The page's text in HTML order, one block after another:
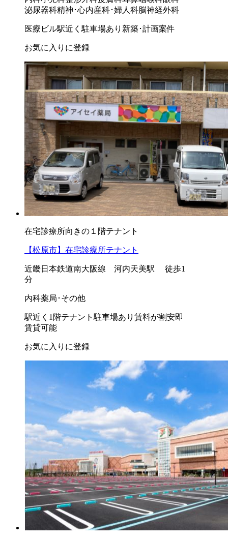
泌尿器科精神･心内産科･婦人科脳神経外科
医療ビル駅近く 駐車場あり 新築･計画案件
お気に入りに登録
在宅診療所向きの１階テナント
【松原市】在宅診療所テナント
近畿日本鉄道南大阪線 河内天美駅 徒歩1
分
内科薬局･その他
駅近く 1階テナント 駐車場あり 賃料が割安即
賃貸可能
お気に入りに登録